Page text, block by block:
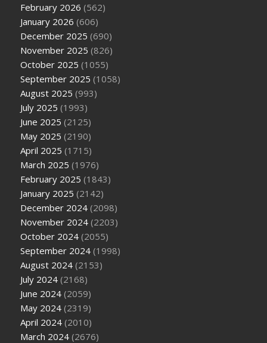
February 2026 (562)
January 2026 (606)
December 2025 (690)
November 2025 (826)
October 2025 (1055)
September 2025 (1058)
August 2025 (993)
July 2025 (1993)
June 2025 (2125)
May 2025 (2190)
April 2025 (1715)
March 2025 (1976)
February 2025 (1843)
January 2025 (2142)
December 2024 (2098)
November 2024 (2203)
October 2024 (2055)
September 2024 (1998)
August 2024 (2153)
July 2024 (2168)
June 2024 (2059)
May 2024 (2319)
April 2024 (2010)
March 2024 (2676)